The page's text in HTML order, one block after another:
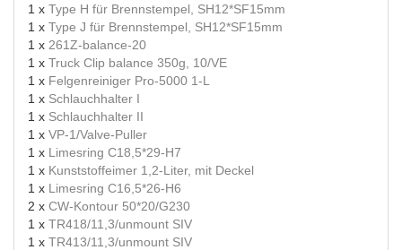
1 x Type H für Brennstempel, SH12*SF15mm
1 x Type J für Brennstempel, SH12*SF15mm
1 x 261Z-balance-20
1 x Truck Clip balance 350g, 10/VE
1 x Felgenreiniger Pro-5000 1-L
1 x Schlauchhalter I
1 x Schlauchhalter II
1 x VP-1/Valve-Puller
1 x Limesring C18,5*29-H7
1 x Kunststoffeimer 1,2-Liter, mit Deckel
1 x Limesring C16,5*26-H6
2 x CW-Kontour 50*20/G230
1 x TR418/11,3/unmount SIV
1 x TR413/11,3/unmount SIV